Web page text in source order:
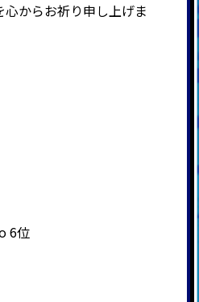
からお祈り申し上げま
6位